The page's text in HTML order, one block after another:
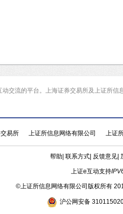
交流的平台。上海证券交易所及上证所
易所 上证所信息网络有限公司 上证
帮助 联系方式 反馈意见
上证e互动支持
©上证所信息网络有限公司版权所有
沪公网安备